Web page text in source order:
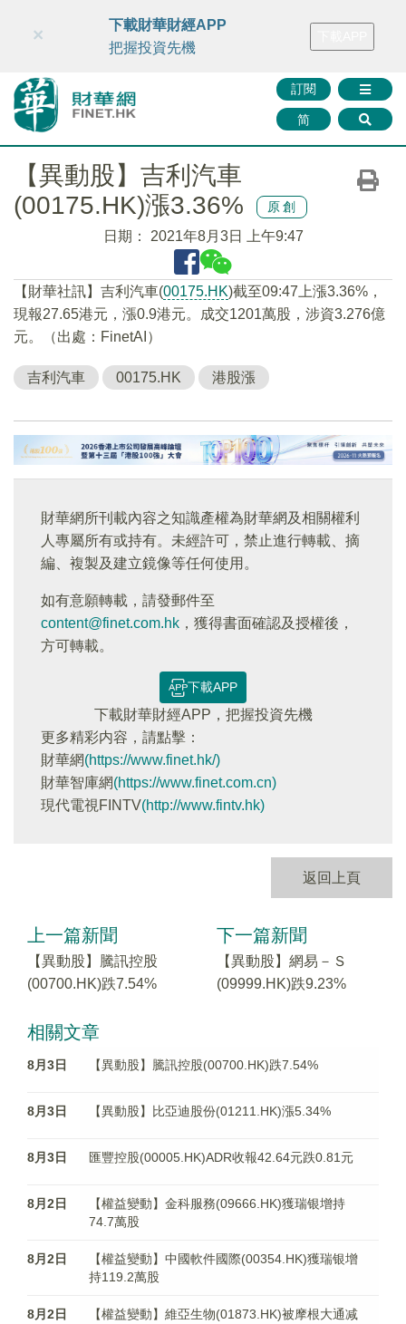
財華智庫網 FINTV FINMETA 財華證券 媒體矩陣
訂閱
简
×
下載財華財經APP
把握投資先機
【異動股】吉利汽車
(00175.HK)漲3.36%
原創
日期： 2021年8月3日 上午9:47
【財華社訊】吉利汽車(00175.HK)截至09:47上漲3.36%，
現報27.65港元，漲0.9港元。成交1201萬股，涉資3.276億
元。（出處：FinetAI）
吉利汽車 00175.HK 港股漲
財華網所刊載內容之知識產權為財華網及相關權利
人專屬所有或持有。未經許可，禁止進行轉載、摘
編、複製及建立鏡像等任何使用。
如有意願轉載，請發郵件至
content@finet.com.hk ，獲得書面確認及授權後，
方可轉載。
下載APP
下載財華財經APP，把握投資先機
更多精彩内容，請點擊：
財華網(https://www.finet.hk/)
財華智庫網(https://www.finet.com.cn)
現代電視FINTV(http://www.fintv.hk)
返回上頁
上一篇新聞
【異動股】騰訊控股
(00700.HK)跌7.54%
下一篇新聞
【異動股】網易－Ｓ
(09999.HK)跌9.23%
相關文章
8月3日 【異動股】騰訊控股(00700.HK)跌7.54%
8月3日 【異動股】比亞迪股份(01211.HK)漲5.34%
8月3日 匯豐控股(00005.HK)ADR收報42.64元跌0.81元
8月2日
【權益變動】金科服務(09666.HK)獲瑞银增持
74.7萬股
8月2日
【權益變動】中國軟件國際(00354.HK)獲瑞银增
持119.2萬股
8月2日
【權益變動】維亞生物(01873.HK)被摩根大通减